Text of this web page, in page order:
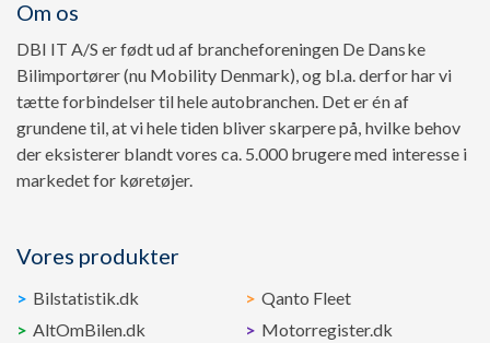
Om os
DBI IT A/S er født ud af brancheforeningen De Danske
Bilimportører (nu Mobility Denmark), og bl.a. derfor har vi
tætte forbindelser til hele autobranchen. Det er én af
grundene til, at vi hele tiden bliver skarpere på, hvilke behov
der eksisterer blandt vores ca. 5.000 brugere med interesse i
markedet for køretøjer.
Vores produkter
Bilstatistik.dk
Qanto Fleet
AltOmBilen.dk
Motorregister.dk